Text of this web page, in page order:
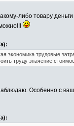
либо товару
экономика трудовые
труду значение
Особенно с